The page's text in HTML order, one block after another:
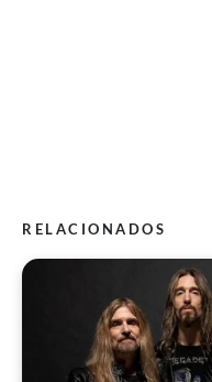
RELACIONADOS